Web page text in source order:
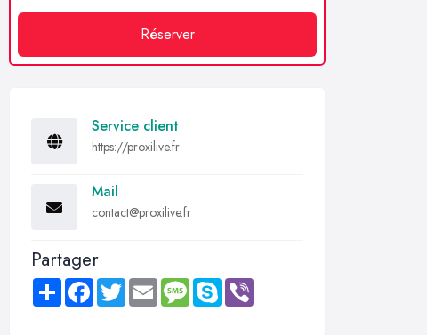
Réserver
Service client
https://proxilive.fr
Mail
contact@proxilive.fr
Partager
Share FacebookTwitter Email MessageSkype